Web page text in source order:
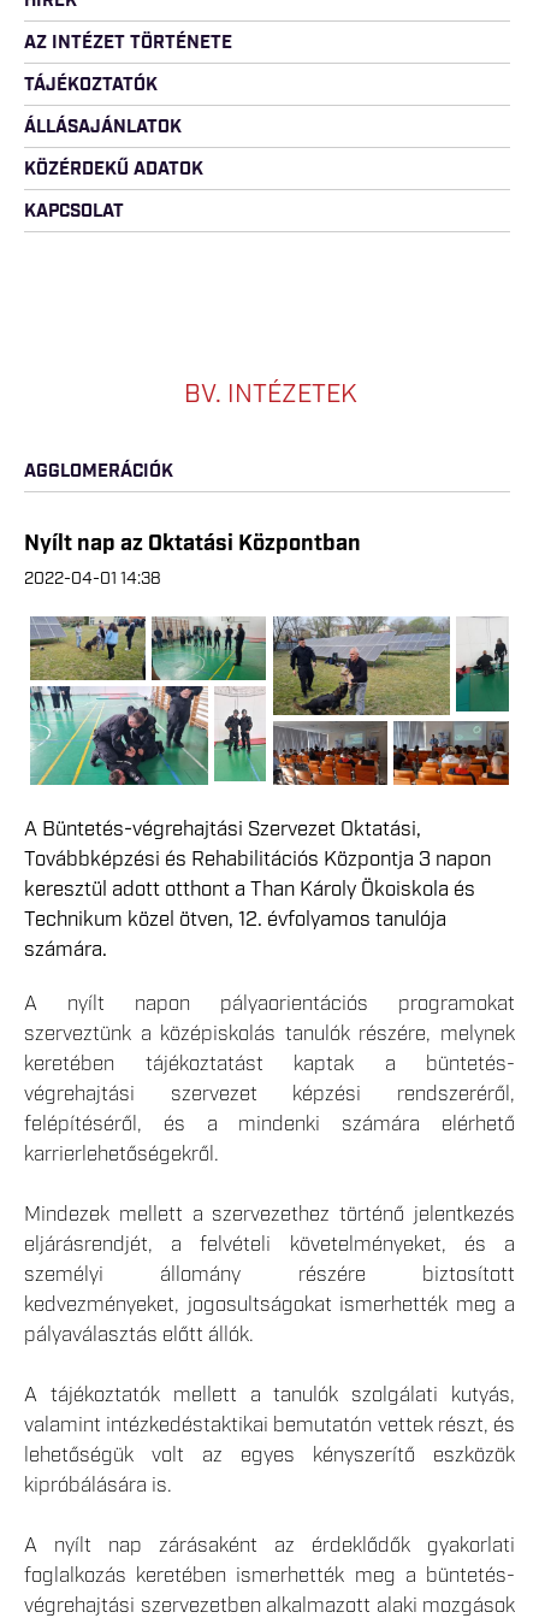
AZ INTÉZET TÖRTÉNETE
TÁJÉKOZTATÓK
ÁLLÁSAJÁNLATOK
KÖZÉRDEKŰ ADATOK
KAPCSOLAT
BV. INTÉZETEK
AGGLOMERÁCIÓK
Nyílt nap az Oktatási Központban
2022-04-01 14:38
A Büntetés-végrehajtási Szervezet Oktatási,
Továbbképzési és Rehabilitációs Központja 3 napon
keresztül adott otthont a Than Károly Ökoiskola és
Technikum közel ötven, 12. évfolyamos tanulója
számára.
A nyílt napon pályaorientációs programokat
szerveztünk a középiskolás tanulók részére, melynek
keretében tájékoztatást kaptak a büntetés-
végrehajtási szervezet képzési rendszeréről,
felépítéséről, és a mindenki számára elérhető
karrierlehetőségekről.
Mindezek mellett a szervezethez történő jelentkezés
eljárásrendjét, a felvételi követelményeket, és a
személyi állomány részére biztosított
kedvezményeket, jogosultságokat ismerhették meg a
pályaválasztás előtt állók.
A tájékoztatók mellett a tanulók szolgálati kutyás,
valamint intézkedéstaktikai bemutatón vettek részt, és
lehetőségük volt az egyes kényszerítő eszközök
kipróbálására is.
A nyílt nap zárásaként az érdeklődők gyakorlati
foglalkozás keretében ismerhették meg a büntetés-
végrehajtási szervezetben alkalmazott alaki mozgások